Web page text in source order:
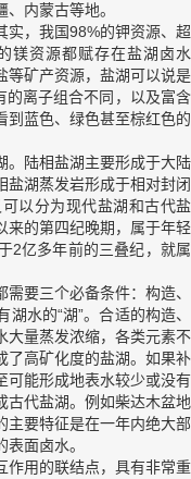
内蒙古等地。
，我国98%的钾资源、超
镁资源都赋存在盐湖卤水
等矿产资源，盐湖可以说是
的离子组合不同，以及富含
到蓝色、绿色甚至棕红色的
陆相盐湖主要形成于大陆
盐湖蒸发岩形成于相对封闭
以分为现代盐湖和古代盐
来的第四纪晚期，属于年轻
2亿多年前的三叠纪，就属
要三个必备条件：构造、
水的“湖”。合适的构造、
大量蒸发浓缩，各类元素不
了高矿化度的盐湖。如果补
可能形成地表水较少或没有
古代盐湖。例如柴达木盆地
主要特征是在一年内绝大部
面卤水。
用的联结点，具有非常重